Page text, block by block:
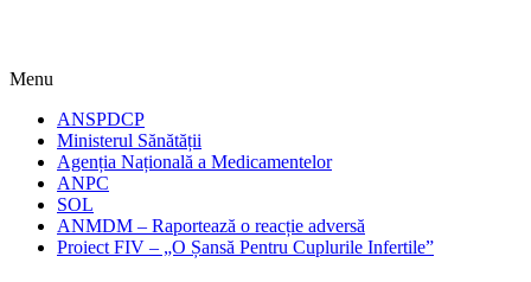
Menu
ANSPDCP
Ministerul Sănătății
Agenția Națională a Medicamentelor
ANPC
SOL
ANMDM – Raportează o reacție adversă
Proiect FIV – „O Șansă Pentru Cuplurile Infertile”